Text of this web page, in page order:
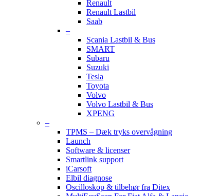
Renault
Renault Lastbil
Saab
–
Scania Lastbil & Bus
SMART
Subaru
Suzuki
Tesla
Toyota
Volvo
Volvo Lastbil & Bus
XPENG
–
TPMS – Dæk tryks overvågning
Launch
Software & licenser
Smartlink support
iCarsoft
Elbil diagnose
Oscilloskop & tilbehør fra Ditex